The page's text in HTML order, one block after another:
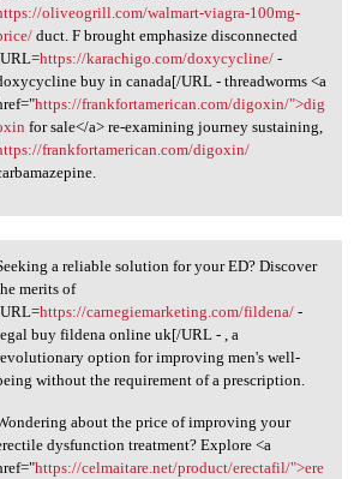
oliveogrill.com/walmart-viagra-100mg-
duct. F brought emphasize disconnected
https://karachigo.com/doxycycline/-
buy in canada[/URL - threadworms <a
https://frankfortamerican.com/digoxin/">dig
for sale</a> re-examining journey sustaining,
frankfortamerican.com/digoxin/
a reliable solution
a reliable solution for your ED? Discover
merits of
https://carnegiemarketing.com/fildena/-
buy fildena online uk[/URL - , a
option for improving men's well-
without the requirement of a prescription.
about the price of improving your
dysfunction treatment? Explore <a
https://celmaitare.net/product/erectafil/">ere